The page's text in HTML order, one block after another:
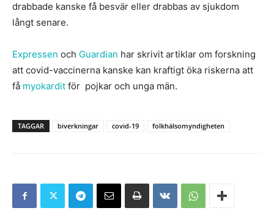
drabbade kanske få besvär eller drabbas av sjukdom
långt senare.
Expressen och Guardian har skrivit artiklar om forskning
att covid-vaccinerna kanske kan kraftigt öka riskerna att
få myokardit för pojkar och unga män.
TAGGAR biverkningar covid-19 folkhälsomyndigheten